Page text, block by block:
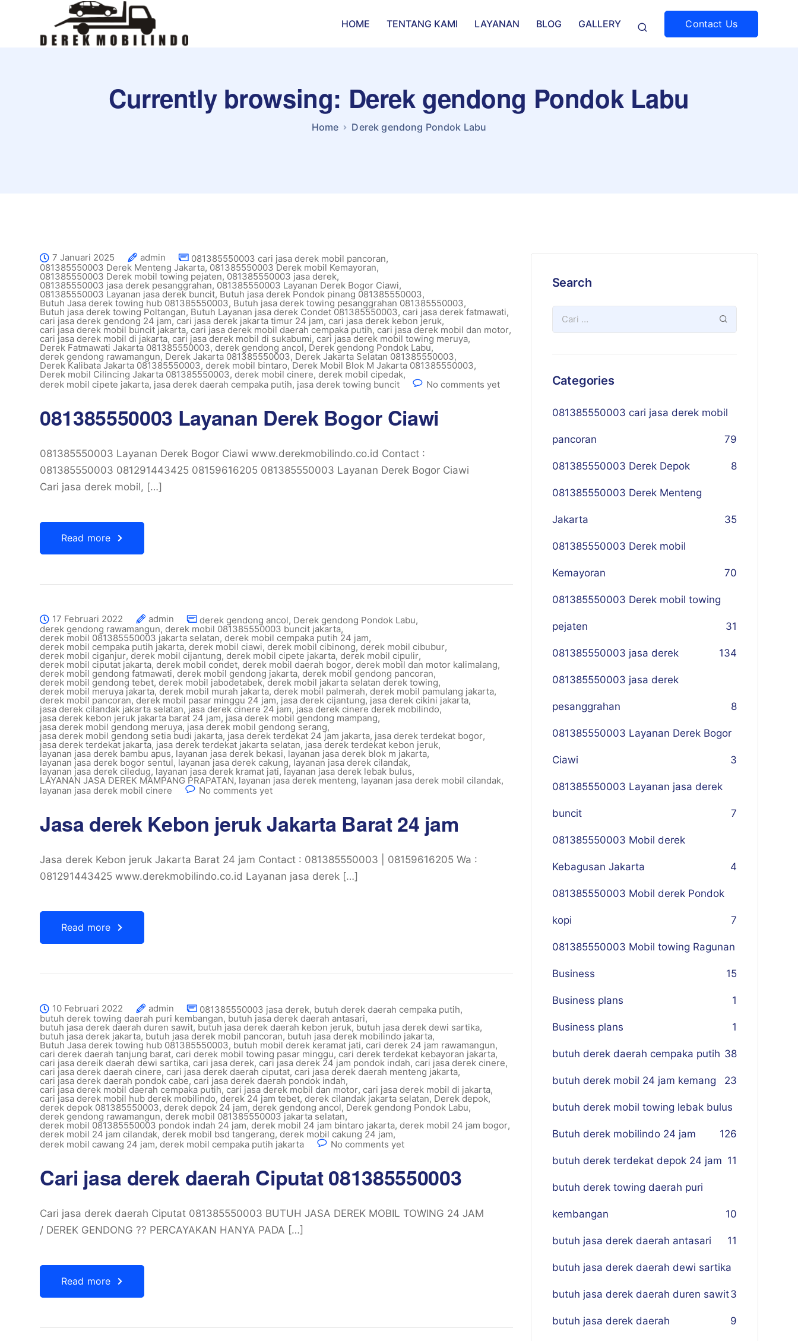
HOME TENTANG KAMI LAYANAN BLOG GALLERY Contact Us
Currently browsing: Derek gendong Pondok Labu
Home Derek gendong Pondok Labu
7 Januari 2025 admin 081385550003 cari jasa derek mobil pancoran,
081385550003 Derek Menteng Jakarta, 081385550003 Derek mobil Kemayoran,
081385550003 Derek mobil towing pejaten, 081385550003 jasa derek,
081385550003 jasa derek pesanggrahan, 081385550003 Layanan Derek Bogor Ciawi,
081385550003 Layanan jasa derek buncit, Butuh jasa derek Pondok pinang 081385550003,
Butuh Jasa derek towing hub 081385550003, Butuh jasa derek towing pesanggrahan 081385550003,
Butuh jasa derek towing Poltangan, Butuh Layanan jasa derek Condet 081385550003, cari jasa derek fatmawati,
cari jasa derek gendong 24 jam,cari jasa derek jakarta timur 24 jam, cari jasa derek kebon jeruk,
cari jasa derek mobil buncit jakarta, cari jasa derek mobil daerah cempaka putih, cari jasa derek mobil dan motor,
cari jasa derek mobil di jakarta, cari jasa derek mobil di sukabumi, cari jasa derek mobil towing meruya,
Derek Fatmawati Jakarta 081385550003, derek gendong ancol, Derek gendong Pondok Labu,
derek gendong rawamangun, Derek Jakarta 081385550003, Derek Jakarta Selatan 081385550003,
Derek Kalibata Jakarta 081385550003, derek mobil bintaro,Derek Mobil Blok M Jakarta 081385550003,
Derek mobil Cilincing Jakarta 081385550003, derek mobil cinere, derek mobil cipedak,
derek mobil cipete jakarta, jasa derek daerah cempaka putih, jasa derek towing buncit No comments yet
081385550003 Layanan Derek Bogor Ciawi
081385550003 Layanan Derek Bogor Ciawi www.derekmobilindo.co.id Contact :
081385550003 081291443425 08159616205 081385550003 Layanan Derek Bogor Ciawi
Cari jasa derek mobil, […]
Read more
17 Februari 2022 admin derek gendong ancol, Derek gendong Pondok Labu,
derek gendong rawamangun, derek mobil 081385550003 buncit jakarta,
derek mobil 081385550003 jakarta selatan, derek mobil cempaka putih 24 jam,
derek mobil cempaka putih jakarta, derek mobil ciawi, derek mobil cibinong, derek mobil cibubur,
derek mobil ciganjur, derek mobil cijantung, derek mobil cipete jakarta, derek mobil cipulir,
derek mobil ciputat jakarta, derek mobil condet, derek mobil daerah bogor, derek mobil dan motor kalimalang,
derek mobil gendong fatmawati, derek mobil gendong jakarta, derek mobil gendong pancoran,
derek mobil gendong tebet, derek mobil jabodetabek,derek mobil jakarta selatan derek towing,
derek mobil meruya jakarta, derek mobil murah jakarta, derek mobil palmerah, derek mobil pamulang jakarta,
derek mobil pancoran, derek mobil pasar minggu 24 jam, jasa derek cijantung, jasa derek cikini jakarta,
jasa derek cilandak jakarta selatan, jasa derek cinere 24 jam, jasa derek cinere derek mobilindo,
jasa derek kebon jeruk jakarta barat 24 jam, jasa derek mobil gendong mampang,
jasa derek mobil gendong meruya, jasa derek mobil gendong serang,
jasa derek mobil gendong setia budi jakarta, jasa derek terdekat 24 jam jakarta, jasa derek terdekat bogor,
jasa derek terdekat jakarta, jasa derek terdekat jakarta selatan, jasa derek terdekat kebon jeruk,
layanan jasa derek bambu apus, layanan jasa derek bekasi, layanan jasa derek blok m jakarta,
layanan jasa derek bogor sentul, layanan jasa derek cakung, layanan jasa derek cilandak,
layanan jasa derek ciledug, layanan jasa derek kramat jati, layanan jasa derek lebak bulus,
LAYANAN JASA DEREK MAMPANG PRAPATAN, layanan jasa derek menteng, layanan jasa derek mobil cilandak,
layanan jasa derek mobil cinere
No comments yet
Jasa derek Kebon jeruk Jakarta Barat 24 jam
Jasa derek Kebon jeruk Jakarta Barat 24 jam Contact : 081385550003 | 08159616205 Wa :
081291443425 www.derekmobilindo.co.id Layanan jasa derek […]
Read more
10 Februari 2022 admin 081385550003 jasa derek, butuh derek daerah cempaka putih,
butuh derek towing daerah puri kembangan, butuh jasa derek daerah antasari,
butuh jasa derek daerah duren sawit, butuh jasa derek daerah kebon jeruk, butuh jasa derek dewi sartika,
butuh jasa derek jakarta, butuh jasa derek mobil pancoran, butuh jasa derek mobilindo jakarta,
Butuh Jasa derek towing hub 081385550003, butuh mobil derek keramat jati, cari derek 24 jam rawamangun,
cari derek daerah tanjung barat, cari derek mobil towing pasar minggu, cari derek terdekat kebayoran jakarta,
cari jasa dereik daerah dewi sartika, cari jasa derek, cari jasa derek 24 jam pondok indah, cari jasa derek cinere,
cari jasa derek daerah cinere, cari jasa derek daerah ciputat, cari jasa derek daerah menteng jakarta,
cari jasa derek daerah pondok cabe, cari jasa derek daerah pondok indah,
cari jasa derek mobil daerah cempaka putih, cari jasa derek mobil dan motor, cari jasa derek mobil di jakarta,
cari jasa derek mobil hub derek mobilindo, derek 24 jam tebet, derek cilandak jakarta selatan, Derek depok,
derek depok 081385550003, derek depok 24 jam, derek gendong ancol, Derek gendong Pondok Labu,
derek gendong rawamangun, derek mobil 081385550003 jakarta selatan,
derek mobil 081385550003 pondok indah 24 jam, derek mobil 24 jam bintaro jakarta, derek mobil 24 jam bogor,
derek mobil 24 jam cilandak,derek mobil bsd tangerang, derek mobil cakung 24 jam,
derek mobil cawang 24 jam, derek mobil cempaka putih jakarta No comments yet
Cari jasa derek daerah Ciputat 081385550003
Cari jasa derek daerah Ciputat 081385550003 BUTUH JASA DEREK MOBIL TOWING 24 JAM
/ DEREK GENDONG ?? PERCAYAKAN HANYA PADA […]
Read more
Search
Categories
081385550003 cari jasa derek mobil
pancoran 79
081385550003 Derek Depok 8
081385550003 Derek Menteng
Jakarta 35
081385550003 Derek mobil
Kemayoran 70
081385550003 Derek mobil towing
pejaten 31
081385550003 jasa derek 134
081385550003 jasa derek
pesanggrahan 8
081385550003 Layanan Derek Bogor
Ciawi 3
081385550003 Layanan jasa derek
buncit 7
081385550003 Mobil derek
Kebagusan Jakarta 4
081385550003 Mobil derek Pondok
kopi 7
081385550003 Mobil towing Ragunan
5
Business 1
Business plans 1
Business plans 1
butuh derek daerah cempaka putih 38
butuh derek mobil 24 jam kemang 23
butuh derek mobil towing lebak bulus
26
Butuh derek mobilindo 24 jam 1
butuh derek terdekat depok 24 jam 11
butuh derek towing daerah puri
kembangan 10
butuh jasa derek daerah antasari 11
butuh jasa derek daerah dewi sartika
3
butuh jasa derek daerah duren sawit
9
butuh jasa derek daerah